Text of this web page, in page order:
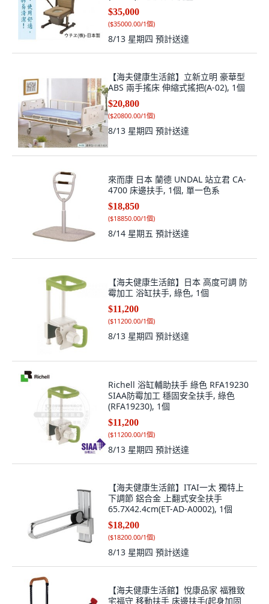
$35,000
($35000.00/1個)
8/13 星期四 預計送達
【海夫健康生活館】立新立明 豪華型
ABS 兩手搖床 伸縮式搖把(A-02), 1個
$20,800
($20800.00/1個)
8/13 星期四 預計送達
來而康 日本 蘭德 UNDAL 站立君 CA-
4700 床邊扶手, 1個, 單一色系
$18,850
($18850.00/1個)
8/14 星期五 預計送達
【海夫健康生活館】日本 高度可調 防
霉加工 浴缸扶手, 綠色, 1個
$11,200
($11200.00/1個)
8/13 星期四 預計送達
Richell 浴缸輔助扶手 綠色 RFA19230
SIAA防霉加工 穩固安全扶手, 綠色
(RFA19230), 1個
$11,200
($11200.00/1個)
8/13 星期四 預計送達
【海夫健康生活館】ITAI一太 獨特上
下調節 鋁合金 上翻式安全扶手
65.7X42.4cm(ET-AD-A0002), 1個
$18,200
($18200.00/1個)
8/13 星期四 預計送達
【海夫健康生活館】悅康品家 福雅致
宅福守 移動扶手 床邊扶手(起身加固